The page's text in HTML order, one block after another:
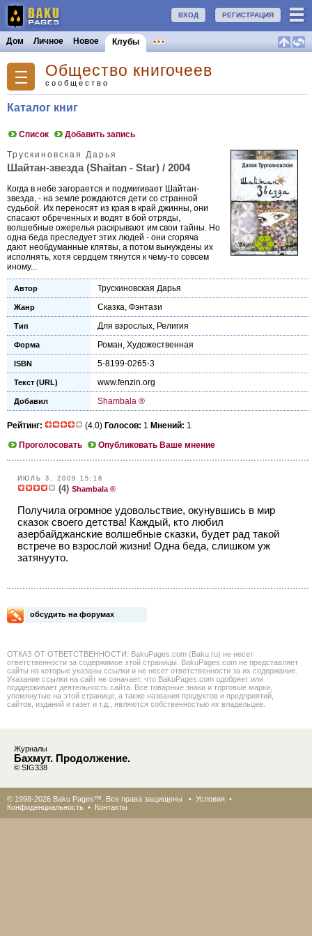
РЕГИСТРАЦИЯ
ВХОД
Дом Личное Новое Клубы
Общество книгочеев
сообщество
Каталог книг
Список Добавить запись
Трускиновская Дарья
Шайтан-звезда (Shaitan - Star) / 2004
Когда в небе загорается и подмигивает Шайтан-
звезда, - на земле рождаются дети со странной
судьбой. Их переносят из края в край джинны, они
спасают обреченных и водят в бой отряды,
волшебные ожерелья раскрывают им свои тайны. Но
одна беда преследует этих людей - они сгоряча
дают необдуманные клятвы, а потом вынуждены их
исполнять, хотя сердцем тянутся к чему-то совсем
иному...
Автор Трускиновская Дарья
Жанр Сказка, Фэнтази
Тип Для взрослых, Религия
Форма Роман, Художественная
ISBN 5-8199-0265-3
Текст (URL) www.fenzin.org
Добавил Shambala ®
Рейтинг: (4.0) Голосов: 1 Мнений: 1
Проголосовать
Опубликовать Ваше мнение
ИЮЛЬ 3, 2009 15:18
(4) Shambala ®
Получила огромное удовольствие, окунувшись в мир
сказок своего детства! Каждый, кто любил
азербайджанские волшебные сказки, будет рад такой
встрече во взрослой жизни! Одна беда, слишком уж
затянууто.
обсудить на форумах
ОТКАЗ ОТ ОТВЕТСТВЕННОСТИ: BakuPages.com (Baku.ru) не несет
ответственности за содержимое этой страницы. BakuPages.com не представляет
сайты на которые указаны ссылки и не несет ответственности за их содержание.
Указание ссылки на сайт не означает, что BakuPages.com одобряет или
поддерживает деятельность сайта. Все товарные знаки и торговые марки,
упомянутые на этой странице, а также названия продуктов и предприятий,
сайтов, изданий и газет и т.д., являются собственностью их владельцев.
Журналы
Бахмут. Продолжение.
© SIG338
© 1998-2026 Baku Pages™. Все права защищены • Условия •
Конфиденциальность • Контакты